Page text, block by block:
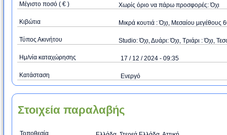
Μέγιστο ποσό ( € ) Xωρίς όριο να πάρω προσφορές: Όχι
Κιβώτια Μικρά κουτιά : Όχι, Μεσαίου
Τύπος Ακινήτου Studio: Όχι, Δυάρι: Όχι, Τριάρι : Όχι,
Ημ/νία καταχώρησης 17 / 12 / 2024 - 09:35
Κατάσταση Ενεργό
Στοιχεία παραλαβής
Τοποθεσία